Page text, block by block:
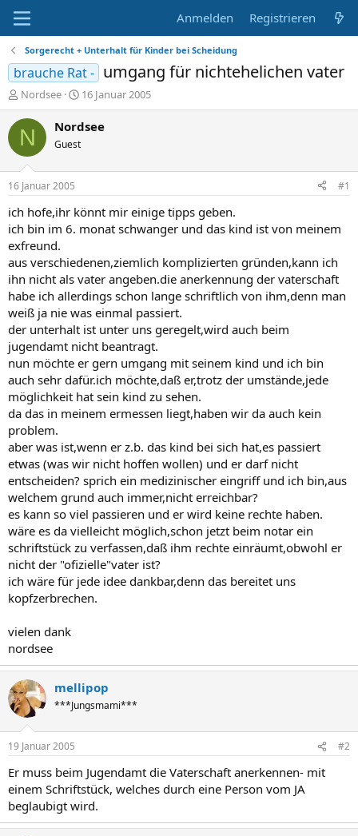
Anmelden Registrieren
Sorgerecht + Unterhalt für Kinder bei Scheidung
brauche Rat - umgang für nichtehelichen vater
E
r
s
t
e
r
Nordsee
E
r
s
t
a
16 Januar 2005
N Nordsee
Guest
16 Januar 2005 #1
ich hofe,ihr könnt mir einige tipps geben.
ich bin im 6. monat schwanger und das kind ist von meinem
exfreund.
aus verschiedenen,ziemlich komplizierten gründen,kann ich
ihn nicht als vater angeben.die anerkennung der vaterschaft
habe ich allerdings schon lange schriftlich von ihm,denn man
weiß ja nie was einmal passiert.
der unterhalt ist unter uns geregelt,wird auch beim
jugendamt nicht beantragt.
nun möchte er gern umgang mit seinem kind und ich bin
auch sehr dafür.ich möchte,daß er,trotz der umstände,jede
möglichkeit hat sein kind zu sehen.
da das in meinem ermessen liegt,haben wir da auch kein
problem.
aber was ist,wenn er z.b. das kind bei sich hat,es passiert
etwas (was wir nicht hoffen wollen) und er darf nicht
entscheiden? sprich ein medizinischer eingriff und ich bin,aus
welchem grund auch immer,nicht erreichbar?
es kann so viel passieren und er wird keine rechte haben.
wäre es da vielleicht möglich,schon jetzt beim notar ein
schriftstück zu verfassen,daß ihm rechte einräumt,obwohl er
nicht der "ofizielle"vater ist?
ich wäre für jede idee dankbar,denn das bereitet uns
kopfzerbrechen.
vielen dank
nordsee
mellipop
***Jungsmami***
19 Januar 2005 #2
Er muss beim Jugendamt die Vaterschaft anerkennen- mit
einem Schriftstück, welches durch eine Person vom JA
beglaubigt wird.